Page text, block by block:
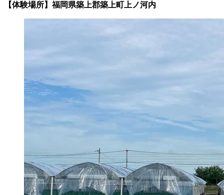
【体験場所】福岡県築上郡築上町上ノ河内